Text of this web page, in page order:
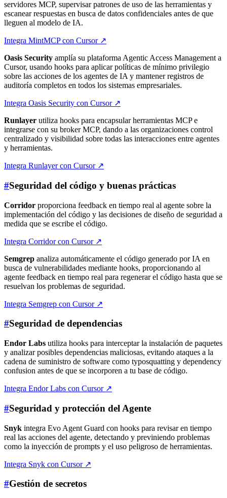
servidores MCP, supervisar patrones de uso de las herramientas y
escanear respuestas en busca de datos confidenciales antes de que
lleguen al modelo de IA.
Integra MintMCP con Cursor ↗
Oasis Security amplía su plataforma Agentic Access Management a
Cursor, usando hooks para aplicar políticas de mínimo privilegio
sobre las acciones de los agentes de IA y mantener registros de
auditoría completos en todos los sistemas empresariales.
Integra Oasis Security con Cursor ↗
Runlayer utiliza hooks para encapsular herramientas MCP e
integrarse con su broker MCP, dando a las organizaciones control
centralizado y visibilidad sobre todas las interacciones entre agentes
y herramientas.
Integra Runlayer con Cursor ↗
#Seguridad del código y buenas prácticas
Corridor proporciona feedback en tiempo real al agente sobre la
implementación del código y las decisiones de diseño de seguridad a
medida que se escribe el código.
Integra Corridor con Cursor ↗
Semgrep analiza automáticamente el código generado por IA en
busca de vulnerabilidades mediante hooks, proporcionando al
agente feedback en tiempo real para regenerar el código hasta que se
resuelvan los problemas de seguridad.
Integra Semgrep con Cursor ↗
#Seguridad de dependencias
Endor Labs utiliza hooks para interceptar la instalación de paquetes
y analizar posibles dependencias maliciosas, evitando ataques a la
cadena de suministro de software como typosquatting y dependency
confusion antes de que se incorporen a tu base de código.
Integra Endor Labs con Cursor ↗
#Seguridad y protección del Agente
Snyk integra Evo Agent Guard con hooks para revisar en tiempo
real las acciones del agente, detectando y previniendo problemas
como la inyección de prompts y el uso peligroso de herramientas.
Integra Snyk con Cursor ↗
#Gestión de secretos